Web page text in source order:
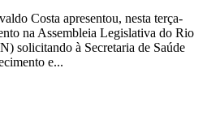
Costa apresentou, nesta terça-
na Assembleia Legislativa do Rio
solicitando à Secretaria de Saúde
e...